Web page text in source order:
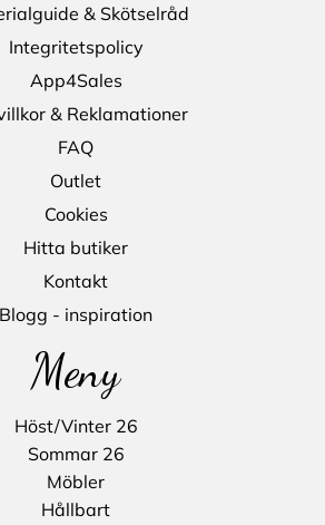
& Skötselråd
Integritetspolicy
App4Sales
& Reklamationer
FAQ
Outlet
Cookies
Hitta butiker
Kontakt
Blogg - inspiration
Meny
Höst/Vinter 26
Sommar 26
Möbler
Hållbart